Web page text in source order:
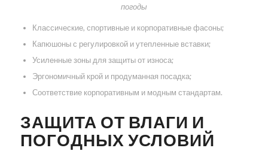
погоды
Классические, спортивные и корпоративные фасоны;
Капюшоны с регулировкой и утепленные вставки;
Усиленные зоны для защиты от износа;
Эргономичный крой и продуманная посадка;
Соответствие корпоративным и модным стандартам.
ЗАЩИТА ОТ ВЛАГИ И
ПОГОДНЫХ УСЛОВИЙ